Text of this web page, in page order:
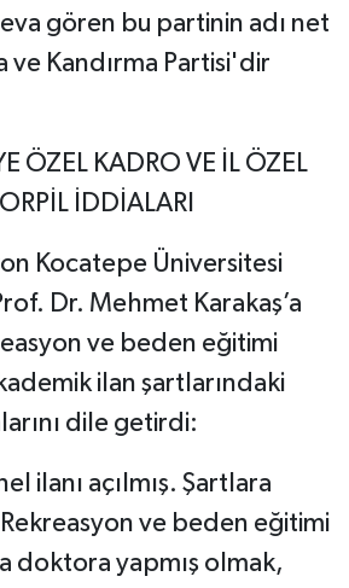
gören bu partinin adı net
Kandırma Partisi'dir
ÖZEL KADRO VE İL ÖZEL
İDDİALARI
Kocatepe Üniversitesi
Dr. Mehmet Karakaş’a
ve beden eğitimi
ilan şartlarındaki
dile getirdi:
ilanı açılmış. Şartlara
ve beden eğitimi
doktora yapmış olmak,